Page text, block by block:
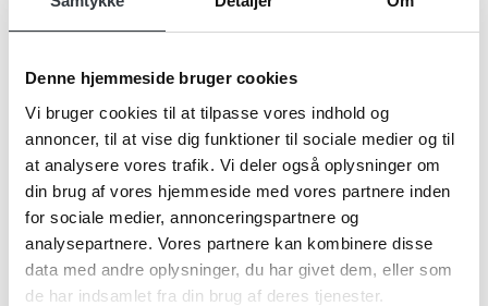
Denne hjemmeside bruger cookies
Vi bruger cookies til at tilpasse vores indhold og
annoncer, til at vise dig funktioner til sociale medier og til
at analysere vores trafik. Vi deler også oplysninger om
din brug af vores hjemmeside med vores partnere inden
for sociale medier, annonceringspartnere og
analysepartnere. Vores partnere kan kombinere disse
data med andre oplysninger, du har givet dem, eller som
de har indsamlet fra din brug af deres tjenester.
Firma*
Telefonnr.*
Email*